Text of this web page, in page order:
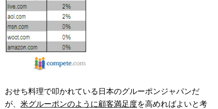
おせち料理で叩かれている日本のグルーポンジャパンだ
が、 米グルーポンのように顧客満足度を高めればよいと考